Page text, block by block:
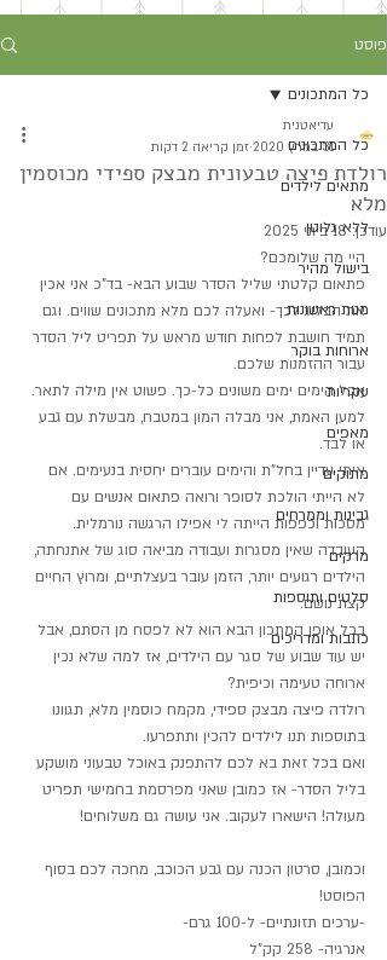
פוסט
כל המתכונים
מתאים לילדים
ללא גלוטן
בישול מהיר
מנות ראשונות
ארוחות בוקר
עקריות
מאפים
מתוקים
גבינות וממרחים
מרקים
סלטים ותוספות
כתבות ומדריכים
כל המתכונים
רולדת פיצה טבעונית מבצק ספידי מכוסמין
מלא
עדיאטנית
31 במרץ 2020
זמן קריאה 2 דקות
עודכן:18 ביוני 2025
היי מה שלומכם?
פתאום קלטתי שליל הסדר שבוע הבא- בד"כ אני אכין
את הבלוג לכך- ואעלה לכם מלא מתכונים שווים. וגם
תמיד חושבת לפחות חודש מראש על תפריט ליל הסדר
עבור ההזמנות שלכם.
אבל הימים ימים משונים כל-כך. פשוט אין מילה לתאר.
למען האמת, אני מבלה המון במטבח, מבשלת עם גבע
או לבד.
איתי עדיין בחל"ת והימים עוברים יחסית בנעימים. אם
לא הייתי הולכת לסופר ורואה פתאום אנשים עם
מסכות וכפפות הייתה לי אפילו הרגשה נורמלית.
העובדה שאין מסגרות ועבודה מביאה סוג של אתנחתה,
הילדים רגועים יותר, הזמן עובר בעצלתיים, ומרוץ החיים
קצת נושם.
בכל אופן המתכון הבא הוא לא לפסח מן הסתם, אבל
יש עוד שבוע של סגר עם הילדים, אז למה שלא נכין
ארוחה טעימה וכיפית?
רולדה פיצה מבצק ספידי, מקמח כוסמין מלא, תגוונו
בתוספות תנו לילדים להכין ותתפרעו.
ואם בכל זאת בא לכם להתפנק באוכל טבעוני מושקע
בליל הסדר- אז כמובן שאני מפרסמת בחמישי תפריט
מעולה! הישארו לעקוב. אני עושה גם משלוחים!
וכמובן, סרטון הכנה עם גבע הכוכב, מחכה לכם בסוף
הפוסט!
-ערכים תזונתיים- ל-100 גרם-
אנרגיה- 258 קק"ל